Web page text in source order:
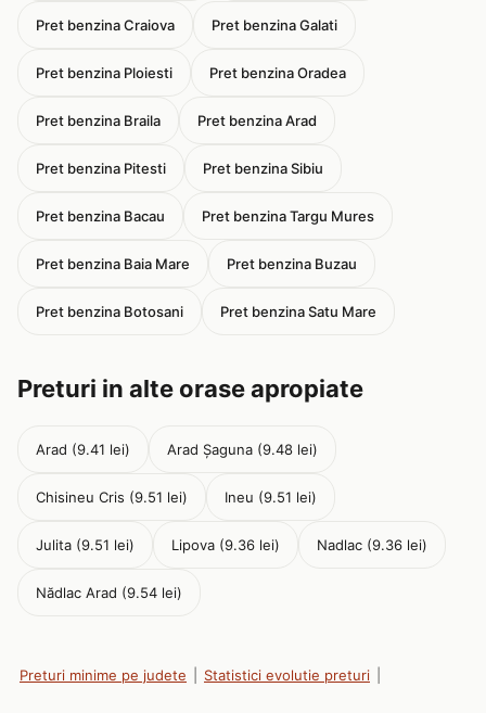
Pret benzina Craiova Pret benzina Galati
Pret benzina Ploiesti Pret benzina Oradea
Pret benzina Braila Pret benzina Arad
Pret benzina Pitesti Pret benzina Sibiu
Pret benzina Bacau Pret benzina Targu Mures
Pret benzina Baia Mare Pret benzina Buzau
Pret benzina Botosani Pret benzina Satu Mare
Preturi in alte orase apropiate
Arad (9.41 lei) Arad Șaguna (9.48 lei)
Chisineu Cris (9.51 lei) Ineu (9.51 lei)
Julita (9.51 lei) Lipova (9.36 lei) Nadlac (9.36 lei)
Nădlac Arad (9.54 lei)
Preturi minime pe judete Statistici evolutie preturi